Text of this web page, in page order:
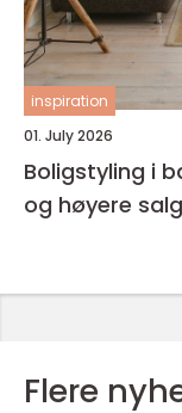
inspiration
01. July 2026
Boligstyling i
og høyere
Flere